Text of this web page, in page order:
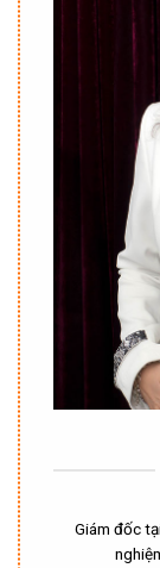
Giám đốc